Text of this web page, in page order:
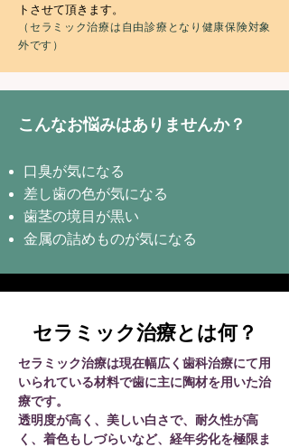
トさせて頂きます。
（セラミック治療は自由診療となり健康保険対象
外です）
こんなお悩みはありませんか？
口臭が気になる
差し歯の色が気になる
歯茎の境目が黒い
金属の詰めものが気になる
セラミック治療とは何？
セラミック治療は現在幅広く歯科治療にて用
いられている材料で歯に主に陶材を用いた治
療です。
透明度が高く、美しい白さで、耐久性が高
く、着色もしづらいなど、経年劣化を極限ま